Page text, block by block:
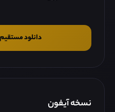
دانلود مستقیم
نسخه آیفون